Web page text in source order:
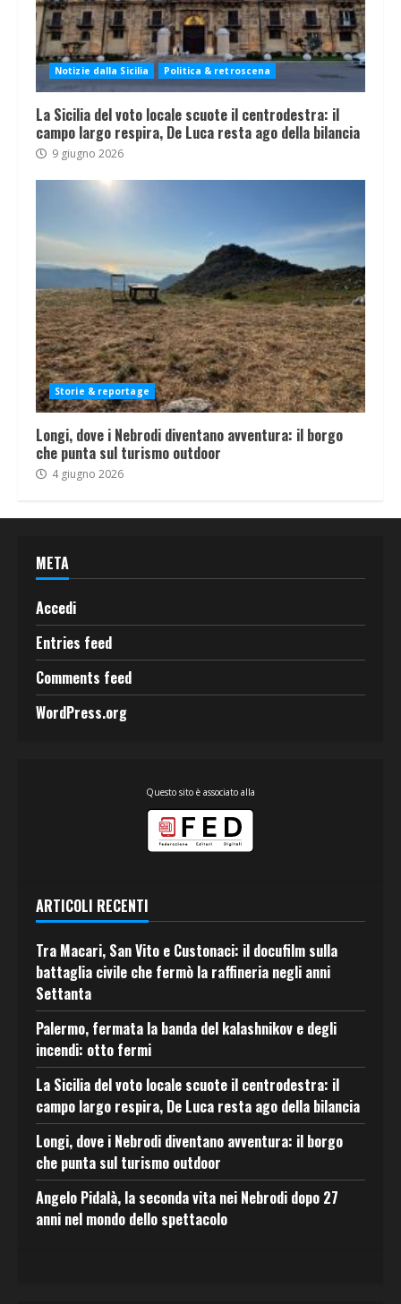
Notizie dalla Sicilia Politica & retroscena
La Sicilia del voto locale scuote il centrodestra: il
campo largo respira, De Luca resta ago della bilancia
9 giugno 2026
Storie & reportage
Longi, dove i Nebrodi diventano avventura: il borgo
che punta sul turismo outdoor
4 giugno 2026
META
Accedi
Entries feed
Comments feed
WordPress.org
Questo sito è associato alla
ARTICOLI RECENTI
Tra Macari, San Vito e Custonaci: il docufilm sulla
battaglia civile che fermò la raffineria negli anni
Settanta
Palermo, fermata la banda del kalashnikov e degli
incendi: otto fermi
La Sicilia del voto locale scuote il centrodestra: il
campo largo respira, De Luca resta ago della bilancia
Longi, dove i Nebrodi diventano avventura: il borgo
che punta sul turismo outdoor
Angelo Pidalà, la seconda vita nei Nebrodi dopo 27
anni nel mondo dello spettacolo